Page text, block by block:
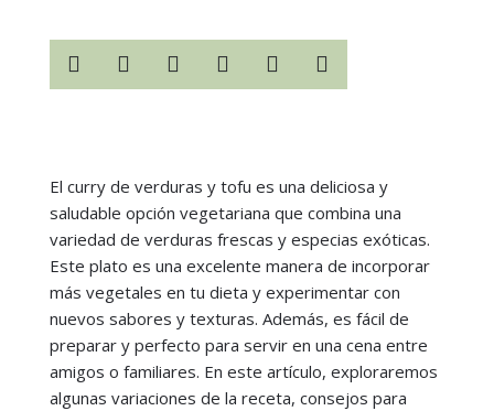
     
El curry de verduras y tofu es una deliciosa y
saludable opción vegetariana que combina una
variedad de verduras frescas y especias exóticas.
Este plato es una excelente manera de incorporar
más vegetales en tu dieta y experimentar con
nuevos sabores y texturas. Además, es fácil de
preparar y perfecto para servir en una cena entre
amigos o familiares. En este artículo, exploraremos
algunas variaciones de la receta, consejos para